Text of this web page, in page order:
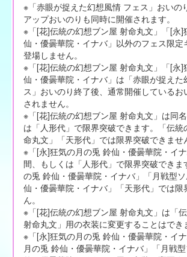
※「赤眼が捉えた幻想風情 フェス」おいの
アップおいのりも同時に開催されます。
※「[花]伝統の幻想ブン屋 射命丸文」「[永]
仙・優曇華院・イナバ」以外のフェス限定
登場しません。
※「[花]伝統の幻想ブン屋 射命丸文」「[永]
仙・優曇華院・イナバ」は「赤眼が捉えた
ス」おいのり終了後、通常開催しているお
されません。
※「[花]伝統の幻想ブン屋 射命丸文」は同
は「人形代」で限界突破できます。「伝統
命丸文」「天形代」では限界突破できませ
※「[永]狂気の月の兎 鈴仙・優曇華院・イ
間、もしくは「人形代」で限界突破できま
の兎 鈴仙・優曇華院・イナバ」「月戦型
仙・優曇華院・イナバ」「天形代」では限
ん。
※「[花]伝統の幻想ブン屋 射命丸文」は「
射命丸文」用の衣装に変更することはでき
※「[永]狂気の月の兎 鈴仙・優曇華院・イ
月の兎 鈴仙・優曇華院・イナバ」「月戦